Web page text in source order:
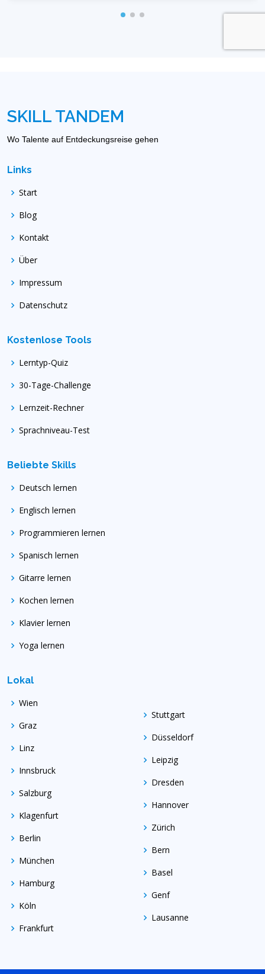
SKILL TANDEM
Wo Talente auf Entdeckungsreise gehen
Links
Start
Blog
Kontakt
Über
Impressum
Datenschutz
Kostenlose Tools
Lerntyp-Quiz
30-Tage-Challenge
Lernzeit-Rechner
Sprachniveau-Test
Beliebte Skills
Deutsch lernen
Englisch lernen
Programmieren lernen
Spanisch lernen
Gitarre lernen
Kochen lernen
Klavier lernen
Yoga lernen
Lokal
Wien
Graz
Linz
Innsbruck
Salzburg
Klagenfurt
Berlin
München
Hamburg
Köln
Frankfurt
Stuttgart
Düsseldorf
Leipzig
Dresden
Hannover
Zürich
Bern
Basel
Genf
Lausanne